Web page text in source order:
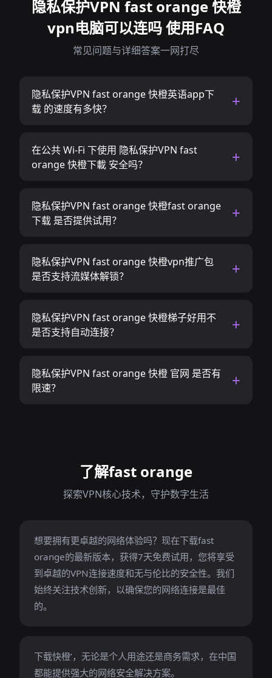
隐私保护VPN fast orange 快橙
vpn电脑可以连吗 使用FAQ
常见问题与详细答案一网打尽
隐私保护VPN fast orange 快橙英语app下
载 的速度有多快？
在公共 Wi-Fi 下使用 隐私保护VPN fast
orange 快橙下載 安全吗？
隐私保护VPN fast orange 快橙fast orange
下载 是否提供试用？
隐私保护VPN fast orange 快橙vpn推广包
是否支持流媒体解锁？
隐私保护VPN fast orange 快橙梯子好用不
是否支持自动连接？
隐私保护VPN fast orange 快橙 官网 是否有
限速？
了解fast orange
探索VPN核心技术，守护数字生活
想要拥有更卓越的网络体验吗？现在下载fast
orange的最新版本，获得7天免费试用，您将享受
到卓越的VPN连接速度和无与伦比的安全性。我们
始终关注技术创新，以确保您的网络连接是最佳
的。
下载快橙’，无论是个人用途还是商务需求，在中国
都能提供强大的网络安全解决方案。